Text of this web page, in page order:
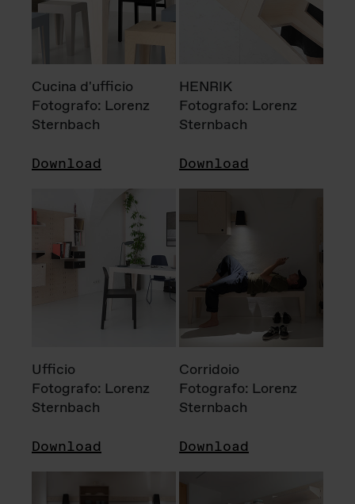
Cucina d'ufficio
Fotografo: Lorenz
Sternbach
Download
HENRIK
Fotografo: Lorenz
Sternbach
Download
Ufficio
Fotografo: Lorenz
Sternbach
Download
Corridoio
Fotografo: Lorenz
Sternbach
Download